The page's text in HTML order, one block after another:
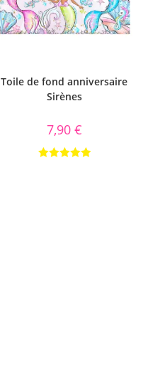
Toile de fond anniversaire
Sirènes
7,90 €